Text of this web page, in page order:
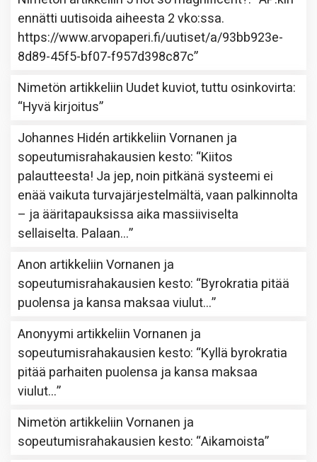
ennätti uutisoida aiheesta 2 vko:ssa.
https://www.arvopaperi.fi/uutiset/a/93bb923e-
8d89-45f5-bf07-f957d398c87c”
Nimetön artikkeliin Uudet kuviot, tuttu osinkovirta:
“Hyvä kirjoitus”
Johannes Hidén artikkeliinVornanen ja
sopeutumisrahakausien kesto: “Kiitos
palautteesta! Ja jep, noin pitkänä systeemi ei
enää vaikuta turvajärjestelmältä, vaan palkinnolta
– ja ääritapauksissa aika massiiviselta
sellaiselta. Palaan…”
Anon artikkeliinVornanen ja
sopeutumisrahakausien kesto: “Byrokratia pitää
puolensa ja kansa maksaa viulut…”
Anonyymi artikkeliinVornanen ja
sopeutumisrahakausien kesto: “Kyllä byrokratia
pitää parhaiten puolensa ja kansa maksaa
viulut…”
Nimetön artikkeliinVornanen ja
sopeutumisrahakausien kesto: “Aikamoista”